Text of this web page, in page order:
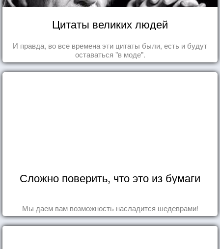
Цитаты великих людей
И правда, во все времена эти цитаты были, есть и будут
оставаться "в моде".
Сложно поверить, что это из бумаги
Мы даем вам возможность насладится шедеврами!